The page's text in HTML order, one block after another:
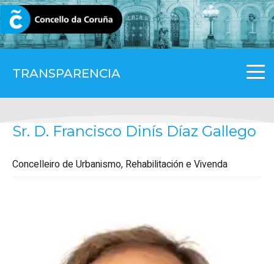
TRANSPARENCIA
CORUNA.GAL
Sr. D. Francisco Dinís Díaz Gallego
Concelleiro de Urbanismo, Rehabilitación e Vivenda